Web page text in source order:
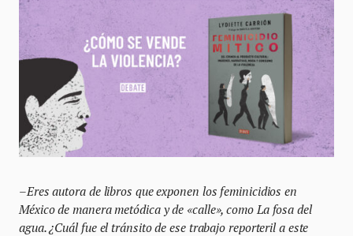
–Eres autora de libros que exponen los feminicidios en
México de manera metódica y de «calle», como La fosa del
agua. ¿Cuál fue el tránsito de ese trabajo reporteril a este